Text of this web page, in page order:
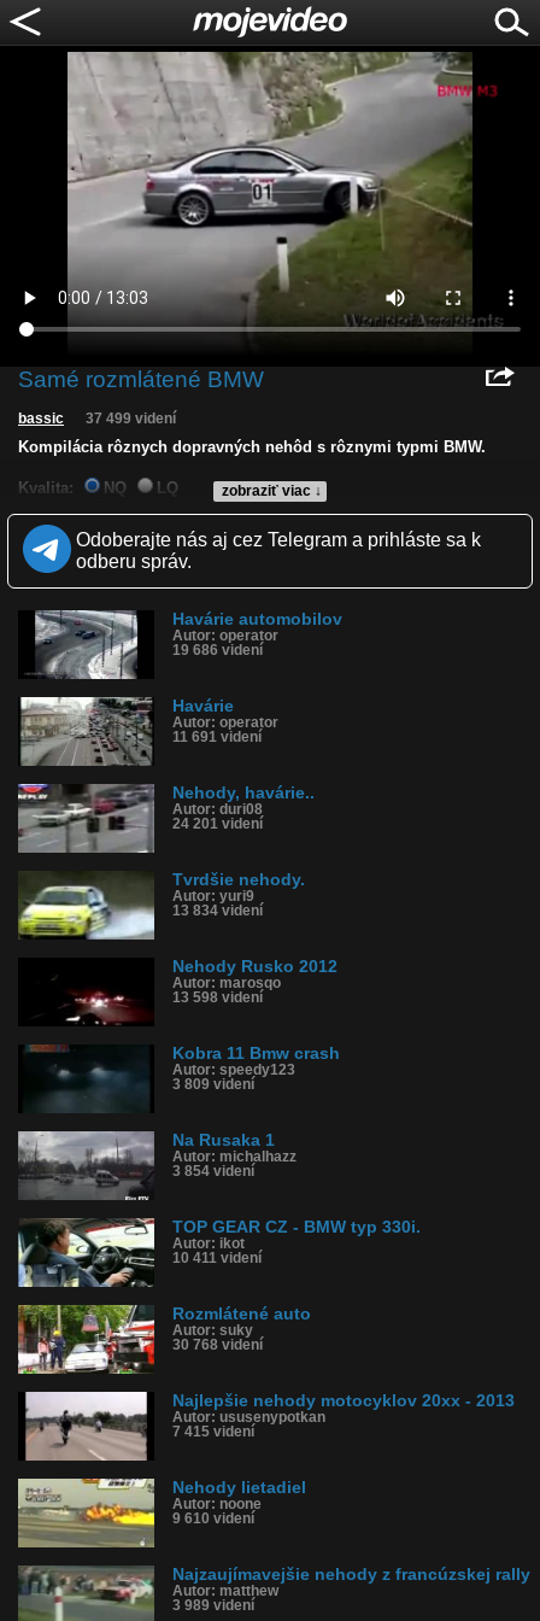
Samé rozmlátené BMW
zobraziť viac ↓
bassic 37 499 videní
Kompilácia rôznych dopravných nehôd s rôznymi typmi BMW.
Kvalita: NQ
LQ
Páči sa: 83% (47 hlasov)
Obľúbené: 34
Komentárov: 190
Dľžka: 13:03
Tagy: bmw havárie, bmw nehody, bmw
História sledovanosti videa:
Odoberajte nás aj cez Telegram a prihláste sa k
odberu správ.
Havárie automobilov
Autor: operator
19 686 videní
Havárie
Autor: operator
11 691 videní
Nehody, havárie..
Autor: duri08
24 201 videní
Tvrdšie nehody.
Autor: yuri9
13 834 videní
Nehody Rusko 2012
Autor: marosqo
13 598 videní
Kobra 11 Bmw crash
Autor: speedy123
3 809 videní
Na Rusaka 1
Autor: michalhazz
3 854 videní
TOP GEAR CZ - BMW typ 330i.
Autor: ikot
10 411 videní
Rozmlátené auto
Autor: suky
30 768 videní
Najlepšie nehody motocyklov 20xx - 2013
Autor: ususenypotkan
7 415 videní
Nehody lietadiel
Autor: noone
9 610 videní
Najzaujímavejšie nehody z francúzskej rally
Autor: matthew
3 989 videní